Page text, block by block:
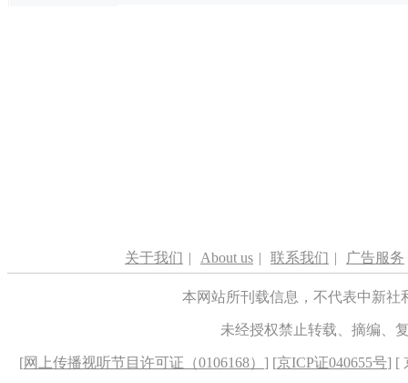
关于我们 | About us | 联系我们 | 广告服务
本网站所刊载信息，不代表中新
未经授权禁止转载、摘编、
[网上传播视听节目许可证（0106168） ] [京ICP证040655号] [